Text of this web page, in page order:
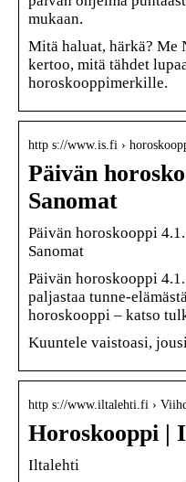
mukaan.
Mitä haluat, härkä? Me
kertoo, mitä tähdet
horoskooppimerkille.
http s://www.is.fi ›
Päivän
Sanomat
Päivän horoskooppi
Sanomat
Päivän horoskooppi
paljastaa tunne-
horoskooppi – katso
Kuuntele vaistoasi,
http s://www.iltalehti.fi ›
Horoskooppi |
Iltalehti